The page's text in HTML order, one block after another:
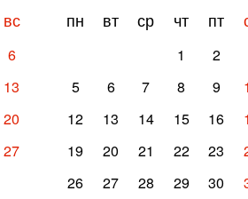
вс
6
13
20
27
пн вт ср чт пт
1 2
5
6 7 8 9
12
13 14 15 16
19
20 21 22 23
26
27 28 29 30